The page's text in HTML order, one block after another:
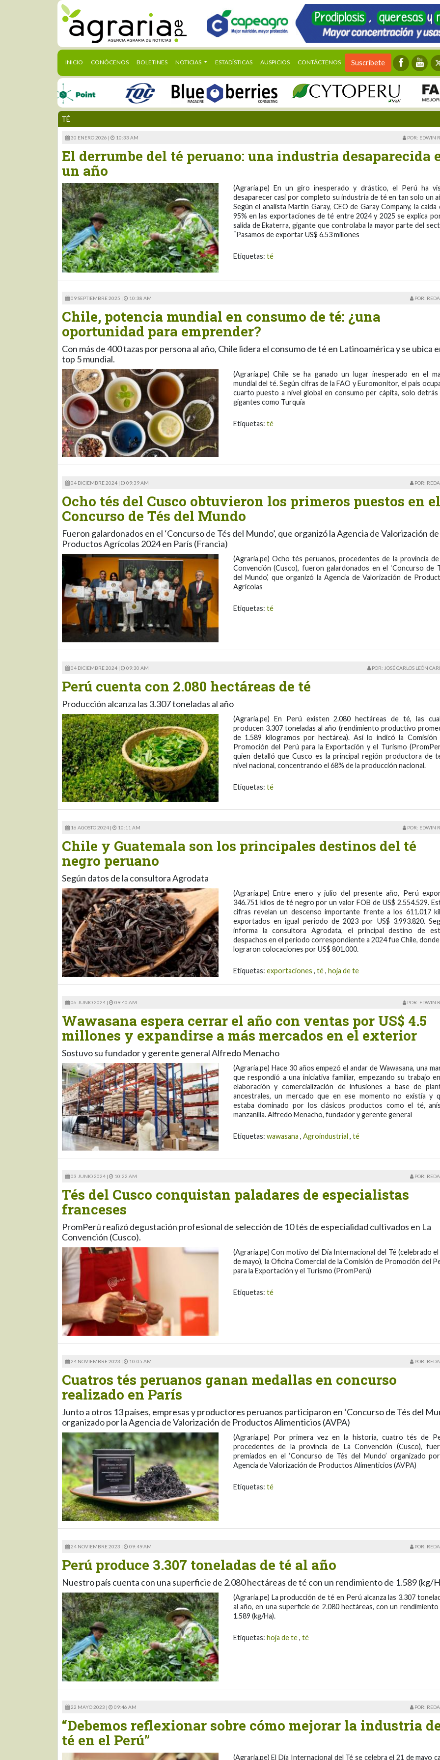
INICIO (CURRENT)
CONÓCENOS BOLETINES NOTICIAS ESTADÍSTICAS AUSPICIOS CONTÁCTENOS Suscríbete
TÉ
30 ENERO 2026 | 10:33 AM POR: EDWIN
El derrumbe del té peruano: una industria desaparecida
un año
(Agraria.pe) En un giro inesperado y drástico, el Perú ha
desaparecer casi por completo su industria de té en tan solo un
Según el analista Martín Garay, CEO de Garay Company, la caída
95% en las exportaciones de té entre 2024 y 2025 se explica
salida de Ekaterra, gigante que controlaba la mayor parte del
“Pasamos de exportar US$ 6.53 millones
Etiquetas: té
09 SEPTIEMBRE 2025 | 10:38 AM POR:
Chile, potencia mundial en consumo de té: ¿una
oportunidad para emprender?
Con más de 400 tazas por persona al año, Chile lidera el consumo de té en Latinoamérica y se ubica
top 5 mundial.
(Agraria.pe) Chile se ha ganado un lugar inesperado en el
mundial del té. Según cifras de la FAO y Euromonitor, el país
cuarto puesto a nivel global en consumo per cápita, solo detrás
gigantes como Turquía
Etiquetas: té
04 DICIEMBRE 2024 | 09:39 AM POR:
Ocho tés del Cusco obtuvieron los primeros puestos en el
Concurso de Tés del Mundo
Fueron galardonados en el ‘Concurso de Tés del Mundo’, que organizó la Agencia de Valorización de
Productos Agrícolas 2024 en París (Francia)
(Agraria.pe) Ocho tés peruanos, procedentes de la provincia de
Convención (Cusco), fueron galardonados en el ‘Concurso de
del Mundo’, que organizó la Agencia de Valorización de
Agrícolas
Etiquetas: té
04 DICIEMBRE 2024 | 09:30 AM POR: JOSÉ CARLOS LEÓN
Perú cuenta con 2.080 hectáreas de té
Producción alcanza las 3.307 toneladas al año
(Agraria.pe) En Perú existen 2.080 hectáreas de té, las
producen 3.307 toneladas al año (rendimiento productivo
de 1.589 kilogramos por hectárea). Así lo indicó la Comisión
Promoción del Perú para la Exportación y el Turismo
quien detalló que Cusco es la principal región productora de
nivel nacional, concentrando el 68% de la producción nacional.
Etiquetas: té
16 AGOSTO 2024 | 10:11 AM POR: EDWIN
Chile y Guatemala son los principales destinos del té
negro peruano
Según datos de la consultora Agrodata
(Agraria.pe) Entre enero y julio del presente año, Perú
346.751 kilos de té negro por un valor FOB de US$ 2.554.529.
cifras revelan un descenso importante frente a los 611.017
exportados en igual periodo de 2023 por US$ 3.993.820.
informa la consultora Agrodata, el principal destino de
despachos en el periodo correspondiente a 2024 fue Chile,
lograron colocaciones por US$ 801.000.
Etiquetas: exportaciones , té, hoja de te
06 JUNIO 2024 | 09:40 AM POR: EDWIN
Wawasana espera cerrar el año con ventas por US$ 4.5
millones y expandirse a más mercados en el exterior
Sostuvo su fundador y gerente general Alfredo Menacho
(Agraria.pe) Hace 30 años empezó el andar de Wawasana, una
que respondió a una iniciativa familiar, empezando su trabajo
elaboración y comercialización de infusiones a base de
ancestrales, un mercado que en ese momento no existía y
estaba dominado por los clásicos productos como el té,
manzanilla. Alfredo Menacho, fundador y gerente general
Etiquetas: wawasana , Agroindustrial , té
03 JUNIO 2024 | 10:22 AM POR:
Tés del Cusco conquistan paladares de especialistas
franceses
PromPerú realizó degustación profesional de selección de 10 tés de especialidad cultivados en La
Convención (Cusco).
(Agraria.pe) Con motivo del Día Internacional del Té (celebrado el
de mayo), la Oficina Comercial de la Comisión de Promoción del
para la Exportación y el Turismo (PromPerú)
Etiquetas: té
24 NOVIEMBRE 2023 | 10:05 AM POR:
Cuatros tés peruanos ganan medallas en concurso
realizado en París
Junto a otros 13 países, empresas y productores peruanos participaron en ‘Concurso de Tés del
organizado por la Agencia de Valorización de Productos Alimenticios (AVPA)
(Agraria.pe) Por primera vez en la historia, cuatro tés de
procedentes de la provincia de La Convención (Cusco),
premiados en el ‘Concurso de Tés del Mundo’ organizado
Agencia de Valorización de Productos Alimenticios (AVPA)
Etiquetas: té
24 NOVIEMBRE 2023 | 09:49 AM POR:
Perú produce 3.307 toneladas de té al año
Nuestro país cuenta con una superficie de 2.080 hectáreas de té con un rendimiento de 1.589 (kg/
(Agraria.pe) La producción de té en Perú alcanza las 3.307
al año, en una superficie de 2.080 hectáreas, con un rendimiento
1.589 (kg/Ha).
Etiquetas: hoja de te, té
22 MAYO 2023 | 09:46 AM POR:
“Debemos reflexionar sobre cómo mejorar la industria
té en el Perú”
(Agraria.pe) El Día Internacional del Té se celebra el 21 de mayo